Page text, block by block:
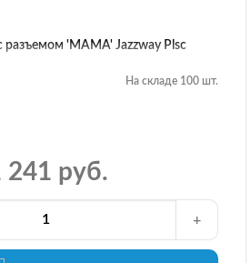
разъемом 'МАМА' Jazzway Plsc
На складе 100 шт.
241 руб.
+